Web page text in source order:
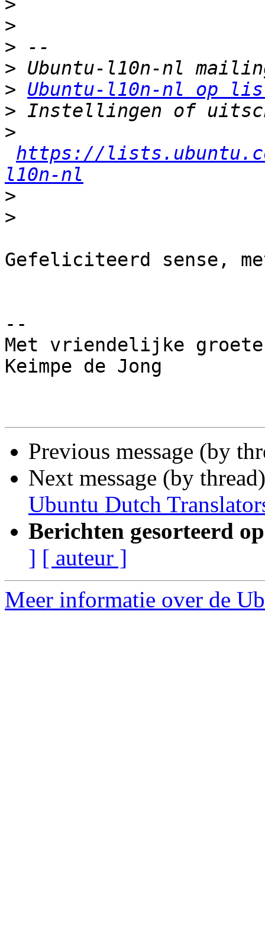
>
>
>
>
> Ubuntu-l10n-nl op
>
>
https://
l10n-nl
>
>
Gefeliciteerd sense,
--
Met vriendelijke
Keimpe de Jong
Previous message (by
Next message (by
Ubuntu Dutch
Berichten gesorteerd
] [ auteur ]
Meer informatie over de